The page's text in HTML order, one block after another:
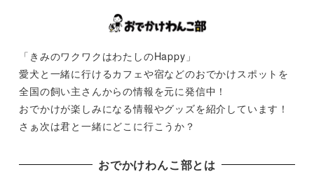
「きみのワクワクはわたしのHappy」
愛犬と一緒に行けるカフェや宿などのおでかけスポットを
全国の飼い主さんからの情報を元に発信中！
おでかけが楽しみになる情報やグッズを紹介しています！
さぁ次は君と一緒にどこに行こうか？
おでかけわんこ部とは